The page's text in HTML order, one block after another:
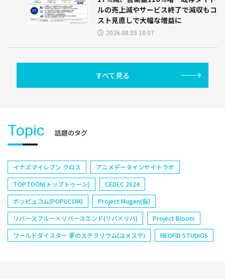
ルの売上減やサービス終了で減収もコ
スト見直しで大幅な増益に
2026.08.05 18:07
すべて見る
Topic 話題のタグ
イナズマイレブン クロス
アニメデータインサイトラボ
TOPTOON(トップトゥーン)
CEDEC 2024
ポッピュコム(POPUCOM)
Project Mugen(仮)
リバースブルー×リバースエンド(リバ×リバ)
Project Bloom
ワールドダイスター 夢のステラリウム(ユメステ)
NEOFID STUDIOS